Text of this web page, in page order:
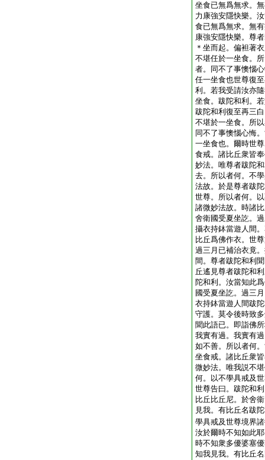
坐食已無爲無求。
力康強安隱快樂。
食已無爲無求。無
康強安隱快樂。尊
＊坐而起。偏袒著
不堪任於一坐食。
者。同不了事懊惱
任一坐食也世尊復
利。若我受請汝亦
坐食。跋陀和利。
跋陀和利復至再三
不堪於一坐食。所
同不了事懊惱心悔
一坐食也。爾時世
食戒。諸比丘衆皆
妙法。唯尊者跋陀
去。所以者何。不
法故。於是尊者跋
世尊。所以者何。
諸微妙法故。時諸
舍衛國受夏坐訖。
攝衣持鉢當遊人間
比丘爲佛作衣。世
過三月已補治衣竟
間。尊者跋陀和利
丘遙見尊者跋陀和
陀和利。汝當知此
國受夏坐訖。過三
衣持鉢當遊人間跋
守護。莫令後時致
聞此語已。即詣佛
我實有過。我實有
如不善。所以者何
坐食戒。諸比丘衆
微妙法。唯我説不
何。以不學具戒及
世尊告曰。跋陀和
比丘比丘尼。於舍
見我。有比丘名跋
學具戒及世尊境界
汝於爾時不知如此
時不知衆多優婆塞
知我見我。有比丘